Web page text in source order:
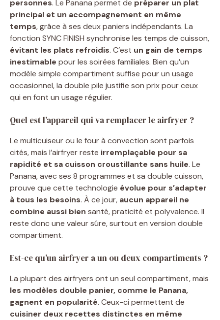
personnes. Le Panana permet de préparer un plat
principal et un accompagnement en même
temps, grâce à ses deux paniers indépendants. La
fonction SYNC FINISH synchronise les temps de cuisson,
évitant les plats refroidis. C’est un gain de temps
inestimable pour les soirées familiales. Bien qu’un
modèle simple compartiment suffise pour un usage
occasionnel, la double pile justifie son prix pour ceux
qui en font un usage régulier.
Quel est l’appareil qui va remplacer le airfryer ?
Le multicuiseur ou le four à convection sont parfois
cités, mais l’airfryer reste irremplaçable pour sa
rapidité et sa cuisson croustillante sans huile. Le
Panana, avec ses 8 programmes et sa double cuisson,
prouve que cette technologie évolue pour s’adapter
à tous les besoins. À ce jour, aucun appareil ne
combine aussi bien santé, praticité et polyvalence. Il
reste donc une valeur sûre, surtout en version double
compartiment.
Est-ce qu’un airfryer a un ou deux compartiments ?
La plupart des airfryers ont un seul compartiment, mais
les modèles double panier, comme le Panana,
gagnent en popularité. Ceux-ci permettent de
cuisiner deux recettes distinctes en même